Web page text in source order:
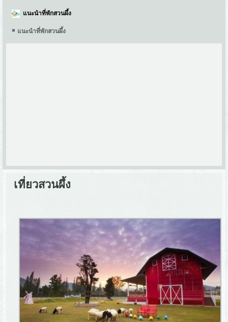
แนะนำที่พักสวนผึ้ง
แนะนำที่พักสวนผึ้ง
เที่ยวสวนผึ้ง